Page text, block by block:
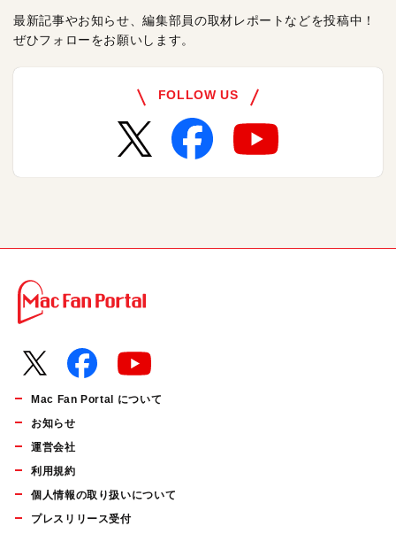
最新記事やお知らせ、編集部員の取材レポートなどを投稿中！
ぜひフォローをお願いします。
FOLLOW US
Mac Fan Portal について
お知らせ
運営会社
利用規約
個人情報の取り扱いについて
プレスリリース受付